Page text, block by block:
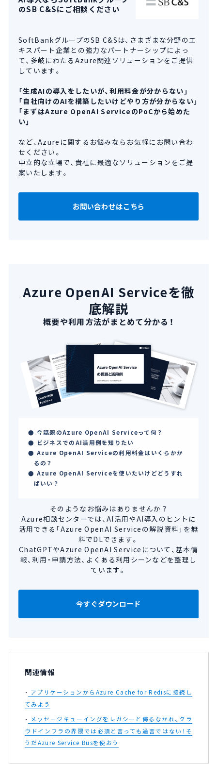
のSB C&Sにご相談ください
SoftBankグループのSB C&Sは、さまざまな分野のエ
キスパート企業との強力なパートナーシップによっ
て、多岐にわたるAzure関連ソリューションをご提供
しています。
「生成AIの導入をしたいが、利用料金が分からない」
「自社向けのAIを構築したいけどやり方が分からない」
「まずはAzure OpenAI ServiceのPoCから始めた
い」
など、Azureに関するお悩みならお気軽にお問い合わ
せください。
中立的な立場で、貴社に最適なソリューションをご提
案いたします。
お問い合わせはこちら
Azure OpenAI Serviceを徹
底解説
概要や利用方法がまとめて分かる！
今話題のAzure OpenAI Serviceって何？
ビジネスでのAI活用例を知りたい
Azure OpenAI Serviceの利用料金はいくらかか
るの？
Azure OpenAI Serviceを使いたいけどどうすれ
ばいい？
そのようなお悩みはありませんか？
Azure相談センターでは、AI活用やAI導入のヒントに
活用できる 「Azure OpenAI Serviceの解説資料」を無
料でDLできます。
ChatGPTやAzure OpenAI Serviceについて、基本情
報、利用・申請方法、 よくある利用シーンなどを整理し
ています。
今すぐダウンロード
関連情報
アプリケーションからAzure Cache for Redisに接続し
てみよう
メッセージキューイングをレガシーと侮るなかれ、クラ
ウドインフラの界隈では必須と言っても過言ではない！そ
うだAzure Service Busを使おう